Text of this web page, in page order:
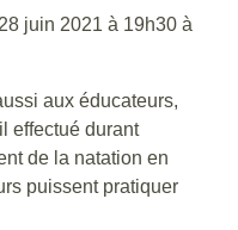
juin 2021 à 19h30 à
aux éducateurs,
effectué durant
de la natation en
puissent pratiquer